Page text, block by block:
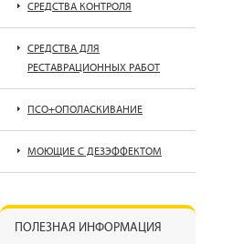
СРЕДСТВА КОНТРОЛЯ
СРЕДСТВА ДЛЯ
РЕСТАВРАЦИОННЫХ РАБОТ
ПСО+ОПОЛАСКИВАНИЕ
МОЮЩИЕ С ДЕЗЭФФЕКТОМ
ПОЛЕЗНАЯ ИНФОРМАЦИЯ